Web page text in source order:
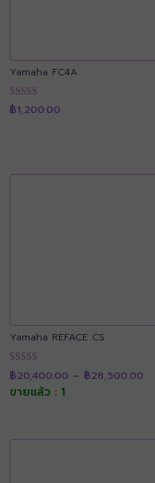
Yamaha FC4A
ให้คะแนน
4.93
฿1,200.00
Yamaha REFACE CS
ให้คะแนน
4.91
ตั้งแต่ 1-5
฿20,400.00 – ฿28,500.00
ขายแล้ว : 1